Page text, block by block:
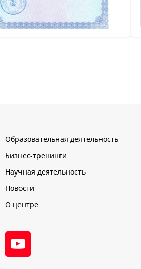
Образовательная деятельность
Бизнес-тренинги
Научная деятельность
Новости
О центре